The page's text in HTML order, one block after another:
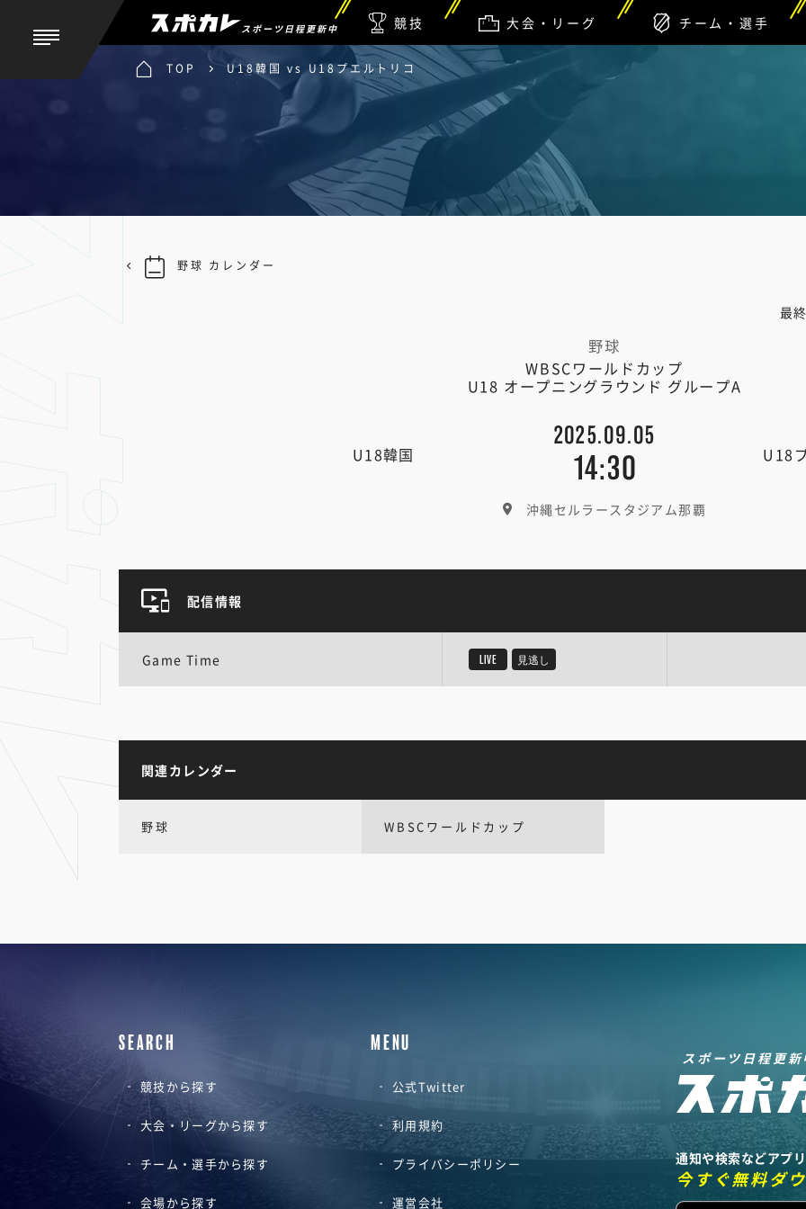
スポーツ日程更新中 競技 大会・リーグ チーム・選手
TOP U18韓国 vs U18プエルトリコ
最
野球
WBSCワールドカップ
U18 オープニングラウンド グループA
U18韓国
2025.09.05
14:30 U18
沖縄セルラースタジアム那覇
野球 カレンダー
配信情報
Game Time LIVE 見逃し
関連カレンダー
野球 WBSCワールドカップ
SEARCH
競技から探す
大会・リーグから探す
チーム・選手から探す
会場から探す
MENU
公式Twitter
利用規約
プライバシーポリシー
運営会社
スポーツ日程更新
通知や検索などアプ
今すぐ無料ダ